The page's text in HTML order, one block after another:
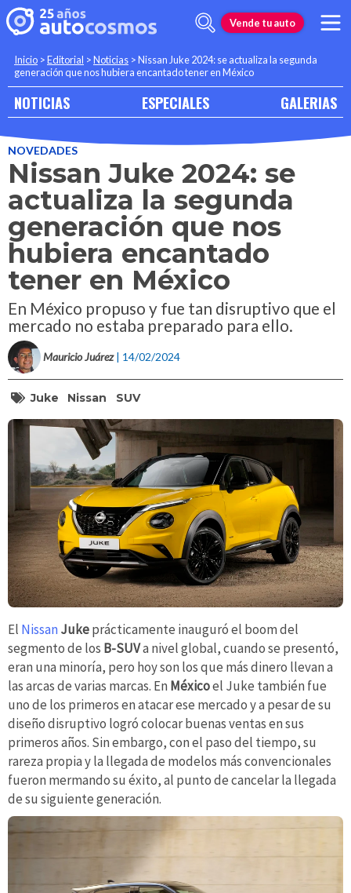
Vende tu auto
Inicio >Editorial >Noticias >Nissan Juke 2024: se actualiza la segunda
generación que nos hubiera encantado tener en México
NOTICIAS ESPECIALES GALERIAS
NOVEDADES
Nissan Juke 2024: se
actualiza la segunda
generación que nos
hubiera encantado
tener en México
En México propuso y fue tan disruptivo que el
mercado no estaba preparado para ello.
Mauricio Juárez | 14/02/2024
Juke Nissan SUV
El NissanJukeprácticamente inauguró el boom del
segmento de los B-SUVa nivel global, cuando se presentó,
eran una minoría, pero hoy son los que más dinero llevan a
las arcas de varias marcas. En Méxicoel Juke también fue
uno de los primeros en atacar ese mercado y a pesar de su
diseño disruptivo logró colocar buenas ventas en sus
primeros años. Sin embargo, con el paso del tiempo, su
rareza propia y la llegada de modelos más convencionales
fueron mermando su éxito, al punto de cancelar la llegada
de su siguiente generación.